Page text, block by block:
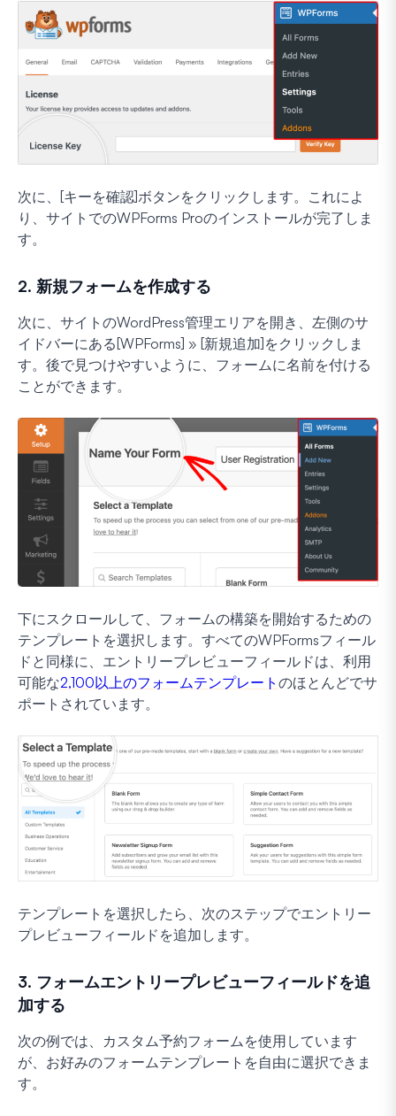
次に、[キーを確認]ボタンをクリックします。これによ
り、サイトでのWPForms Proのインストールが完了しま
す。
2. 新規フォームを作成する
次に、サイトのWordPress管理エリアを開き、左側のサ
イドバーにある[WPForms] » [新規追加]をクリックしま
す。後で見つけやすいように、フォームに名前を付ける
ことができます。
下にスクロールして、フォームの構築を開始するための
テンプレートを選択します。すべてのWPFormsフィール
ドと同様に、エントリープレビューフィールドは、利用
可能な2,100以上のフォームテンプレート のほとんどでサ
ポートされています。
テンプレートを選択したら、次のステップでエントリー
プレビューフィールドを追加します。
3. フォームエントリープレビューフィールドを追
加する
次の例では、カスタム予約フォームを使用しています
が、お好みのフォームテンプレートを自由に選択できま
す。